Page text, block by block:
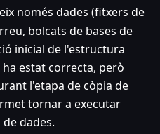
només dades (fitxers de
bolcats de bases de
inicial de l'estructura
ha estat correcta, però
l'etapa de còpia de
tornar a executar
dades.